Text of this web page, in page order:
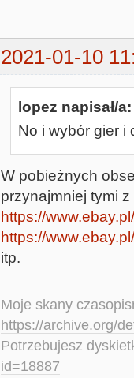
2021-01-10
lopez napisał/a:
No i wybór gier i
W pobieżnych
przynajmniej tymi
https://
https://
itp.
Moje skany
https://archive.org/
Potrzebujesz
id=18887